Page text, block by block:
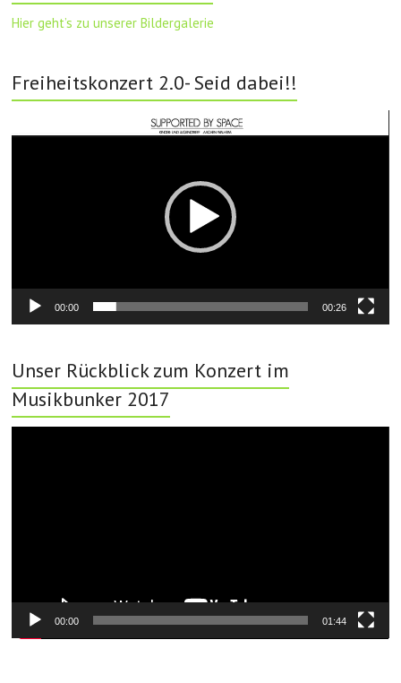
Hier geht’s zu unserer Bildergalerie
Freiheitskonzert 2.0- Seid dabei!!
Player
00:00 00:26
Unser Rückblick zum Konzert im
Musikbunker 2017
00:00 01:44